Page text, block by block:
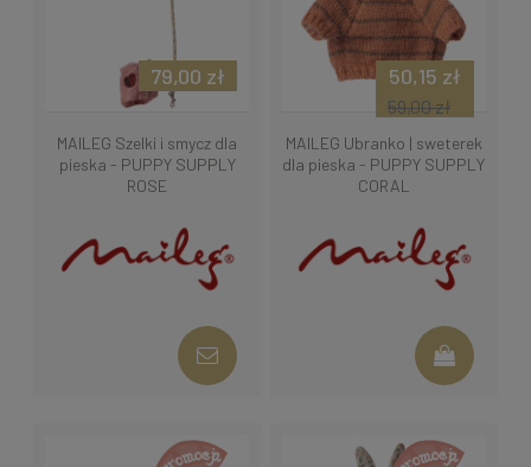
MAILEG Szelki i smycz dla
pieska - PUPPY SUPPLY
ROSE
79,00 zł
MAILEG Ubranko | sweterek
dla pieska - PUPPY SUPPLY
CORAL
50,15 zł
59,00 zł